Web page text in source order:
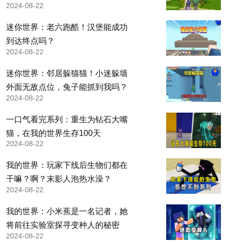
清完整版视频在线观看
2024-08-22
迷你世界：老六跑酷！汉堡能成功
到达终点吗？
2024-08-22
迷你世界：邻居躲猫猫！小迷躲墙
外面无敌点位，兔子能抓到我吗？
2024-08-22
一口气看完系列：重生为钻石大嘴
猫，在我的世界生存100天
2024-08-22
我的世界：玩家下线后生物们都在
干嘛？啊？末影人泡热水澡？
2024-08-22
我的世界：小米蕉是一名记者，她
将前往实验室探寻变种人的秘密
2024-08-22